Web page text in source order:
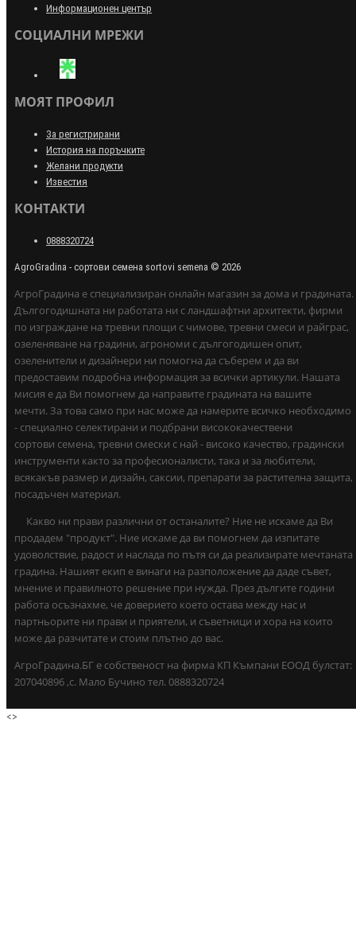
Информационен център
СОЦИАЛНИ МРЕЖИ
МОЯТ ПРОФИЛ
За регистрирани
История на поръчките
Желани продукти
Известия
КОНТАКТИ
0888320724
AgroGradina - сортови семена sortovi semena © 2026
АгроГрадина е специализиран онлайн магазин за дома и градината.
Дългогодишната ни работата ни с ландшафтни архитекти, фирми
по изграждане на тревни площи с чимове, тревни смеси и райграс,
озеленяване на градини, агрономи с дългогодишен опит,
озеленители и дизайнери ни помогна да съберем и да ви
предоставим подробна информация за всички артикули. Нашата
мисия е да Ви помогнем да направите градината на вашите
мечти. За това само при нас може да намерите всичко необходимо
- специално селектирани и подбрани висококачествени
сортови семена, тревни смески с най - високо качество, градински
инструменти както за професионалисти, така и за любители,
всякакъв размер и дизайн, саксии, препарати за растителна защита,
посадъчен материал.
Какво ни прави различни от останалите? Ние не искаме да Ви
продадем "продукт". Ние искаме да ви помогнем да изпитате
удоволствие, радост и наслада по пътя си да реализирате мечтаната
градина. Нашият екип е винаги на разположение да даде съвет,
мнение и правилното решение при нужда. През дългите години
работа осъзнахме, че доверието което остава между нас и
партньорите ни прави и приятели, и съветници и хора на които
може да разчитате и стоим плътно до вас.
АгроГрадина.БГ е собственост на фирма КП Къмпани ЕООД булстат:
207040896 ,с. Мало Бучино тел. 0888320724
<>